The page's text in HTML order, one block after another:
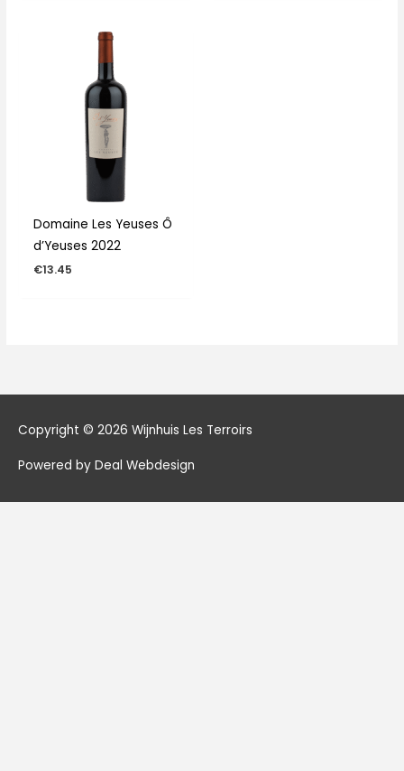
Domaine Les Yeuses Ô
d’Yeuses 2022
€13.45
Copyright © 2026 Wijnhuis Les Terroirs
Powered by Deal Webdesign